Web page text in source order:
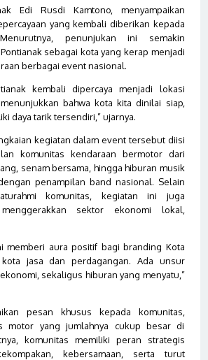
Edi Rusdi Kamtono, menyampaikan
yang kembali diberikan kepada
penunjukan ini semakin
sebagai kota yang kerap menjadi
berbagai event nasional.
kembali dipercaya menjadi lokasi
bahwa kota kita dinilai siap,
daya tarik tersendiri,” ujarnya.
kegiatan dalam event tersebut diisi
komunitas kendaraan bermotor dari
senam bersama, hingga hiburan musik
penampilan band nasional. Selain
komunitas, kegiatan ini juga
sektor ekonomi lokal,
memberi aura positif bagi branding Kota
kota jasa dan perdagangan. Ada unsur
sekaligus hiburan yang menyatu,”
pesan khusus kepada komunitas,
motor yang jumlahnya cukup besar di
komunitas memiliki peran strategis
kebersamaan, serta turut